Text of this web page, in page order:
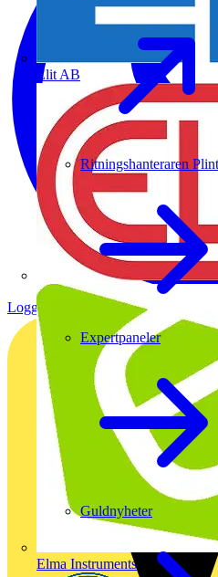
Elit AB
Elma Instruments
Ritningshanteraren Plint
Expertpaneler
Guldnyheter
Logga in Registrera dig